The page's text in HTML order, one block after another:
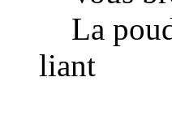
La
liant